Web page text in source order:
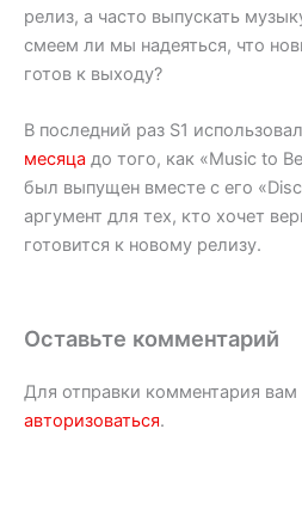
релиз, а часто выпускать
смеем ли мы надеяться, что
готов к выходу?
В последний раз S1
месяца до того, как «Music to
был выпущен вместе с его
аргумент для тех, кто хочет
готовится к новому релизу.
Оставьте комментарий
Для отправки комментария
авторизоваться.